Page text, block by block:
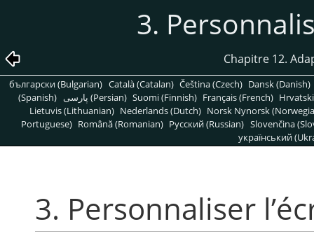
3.
Chapitre 12.
български (Bulgarian) Català (Catalan) Čeština (Czech) Dansk (Danish)
(Spanish)
پارسی (Persian) Suomi (Finnish) Français (French)
Lietuvis (Lithuanian) Nederlands (Dutch) Norsk Nynorsk
Portuguese) Română (Romanian) Pусский (Russian) Slovenčina
український
3. Personnaliser